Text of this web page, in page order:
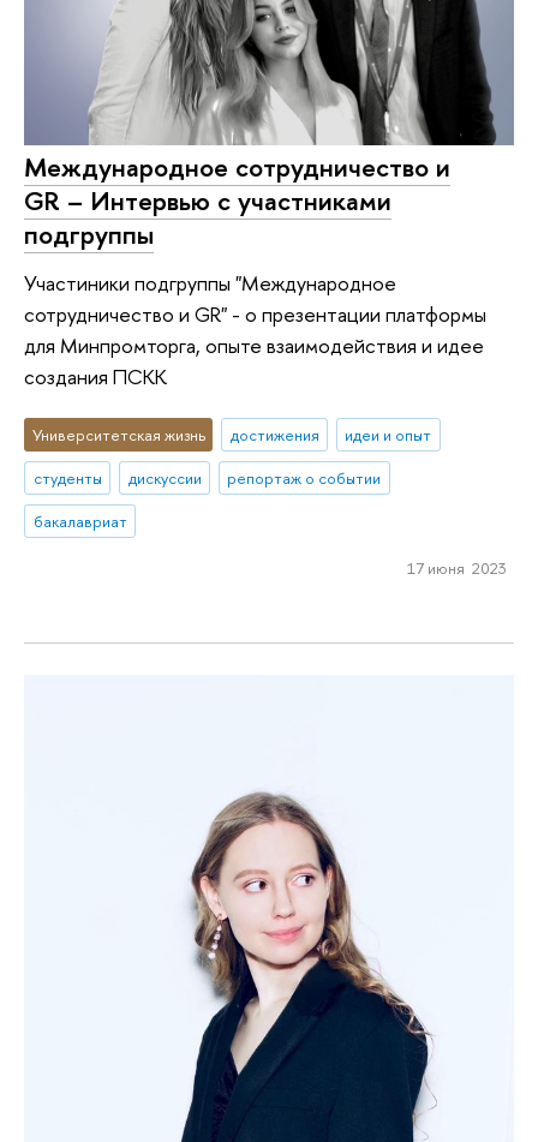
Международное сотрудничество и
GR – Интервью с участниками
подгруппы
Участиники подгруппы "Международное
сотрудничество и GR" - о презентации платформы
для Минпромторга, опыте взаимодействия и идее
создания ПСКК
Университетская жизнь достижения
идеи и опыт
студенты
дискуссии
репортаж о событии
бакалавриат
17 июня 2023